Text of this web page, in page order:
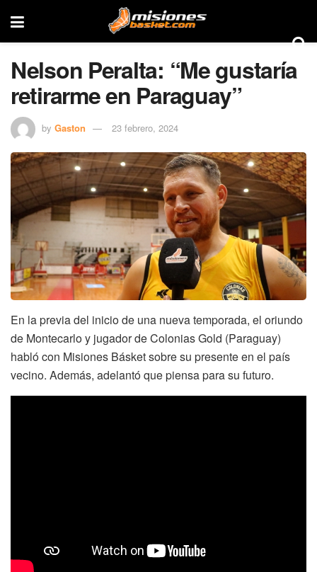
Nelson Peralta: “Me gustaría
retirarme en Paraguay”
by Gaston 23 febrero, 2024
En la previa del inicio de una nueva temporada, el oriundo
de Montecarlo y jugador de Colonias Gold (Paraguay)
habló con Misiones Básket sobre su presente en el país
vecino. Además, adelantó que piensa para su futuro.